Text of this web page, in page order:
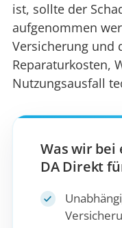
ist, sollte der
aufgenommen
Versicherung und
Reparaturkosten,
Nutzungsausfall
Was wir bei
DA Direkt